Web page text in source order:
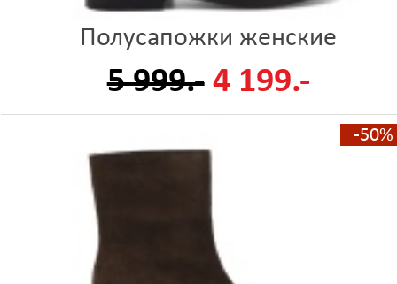
Полусапожки женские
5 999.- 4 199.-
-50%